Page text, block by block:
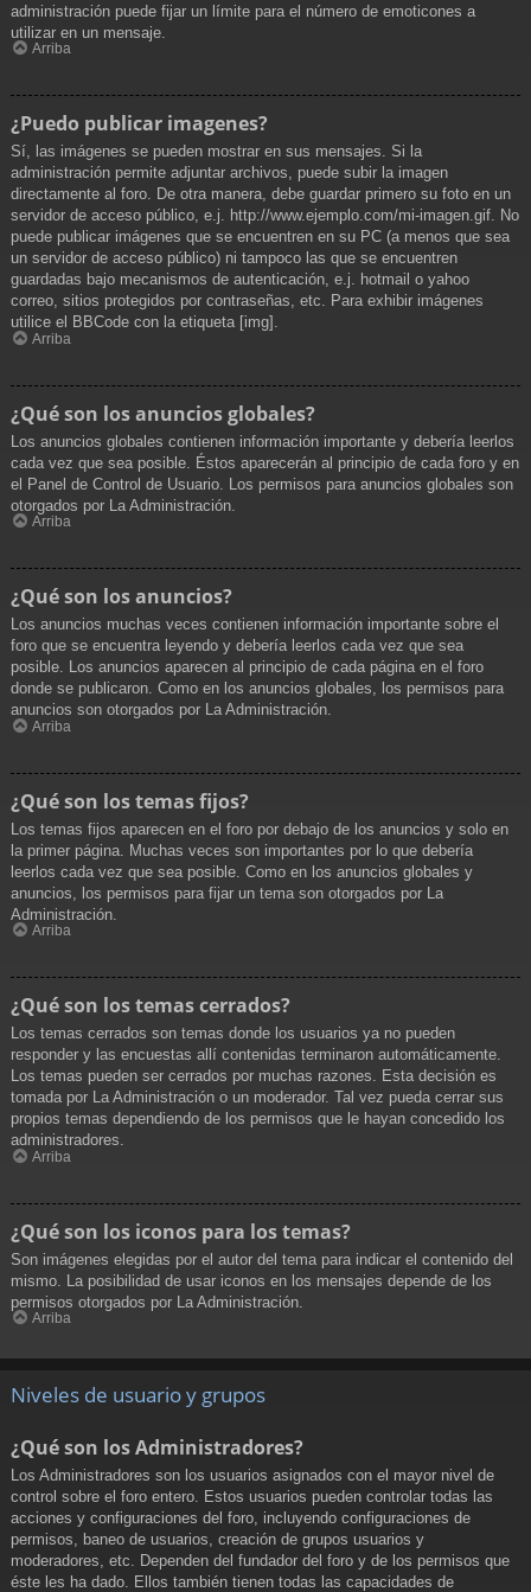
administración puede fijar un límite para el número de emoticones a
utilizar en un mensaje.
Arriba
¿Puedo publicar imagenes?
Sí, las imágenes se pueden mostrar en sus mensajes. Si la
administración permite adjuntar archivos, puede subir la imagen
directamente al foro. De otra manera, debe guardar primero su foto en un
servidor de acceso público, e.j. http://www.ejemplo.com/mi-imagen.gif. No
puede publicar imágenes que se encuentren en su PC (a menos que sea
un servidor de acceso público) ni tampoco las que se encuentren
guardadas bajo mecanismos de autenticación, e.j. hotmail o yahoo
correo, sitios protegidos por contraseñas, etc. Para exhibir imágenes
utilice el BBCode con la etiqueta [img].
Arriba
¿Qué son los anuncios globales?
Los anuncios globales contienen información importante y debería leerlos
cada vez que sea posible. Éstos aparecerán al principio de cada foro y en
el Panel de Control de Usuario. Los permisos para anuncios globales son
otorgados por La Administración.
Arriba
¿Qué son los anuncios?
Los anuncios muchas veces contienen información importante sobre el
foro que se encuentra leyendo y debería leerlos cada vez que sea
posible. Los anuncios aparecen al principio de cada página en el foro
donde se publicaron. Como en los anuncios globales, los permisos para
anuncios son otorgados por La Administración.
Arriba
¿Qué son los temas fijos?
Los temas fijos aparecen en el foro por debajo de los anuncios y solo en
la primer página. Muchas veces son importantes por lo que debería
leerlos cada vez que sea posible. Como en los anuncios globales y
anuncios, los permisos para fijar un tema son otorgados por La
Administración.
Arriba
¿Qué son los temas cerrados?
Los temas cerrados son temas donde los usuarios ya no pueden
responder y las encuestas allí contenidas terminaron automáticamente.
Los temas pueden ser cerrados por muchas razones. Esta decisión es
tomada por La Administración o un moderador. Tal vez pueda cerrar sus
propios temas dependiendo de los permisos que le hayan concedido los
administradores.
Arriba
¿Qué son los iconos para los temas?
Son imágenes elegidas por el autor del tema para indicar el contenido del
mismo. La posibilidad de usar iconos en los mensajes depende de los
permisos otorgados por La Administración.
Arriba
Niveles de usuario y grupos
¿Qué son los Administradores?
Los Administradores son los usuarios asignados con el mayor nivel de
control sobre el foro entero. Estos usuarios pueden controlar todas las
acciones y configuraciones del foro, incluyendo configuraciones de
permisos, baneo de usuarios, creación de grupos usuarios y
moderadores, etc. Dependen del fundador del foro y de los permisos que
éste les ha dado. Ellos también tienen todas las capacidades de